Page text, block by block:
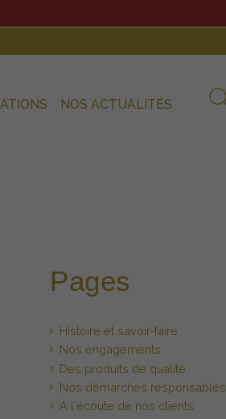
NOS ACTUALITÉS
Pages
Histoire et savoir-faire
Nos engagements
Des produits de qualité
Nos démarches responsables
À l'écoute de nos clients